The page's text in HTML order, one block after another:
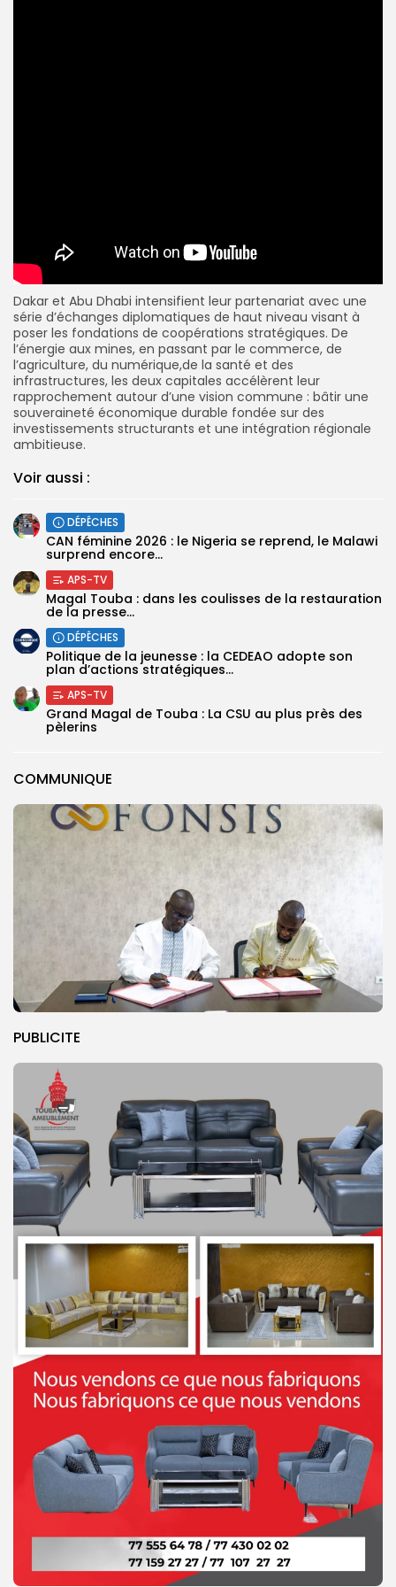
COMMUNIQUE
PUBLICITE
Dakar et Abu Dhabi intensifient leur partenariat avec une
série d’échanges diplomatiques de haut niveau visant à
poser les fondations de coopérations stratégiques. De
l’énergie aux mines, en passant par le commerce, de
l’agriculture, du numérique,de la santé et des
infrastructures, les deux capitales accélèrent leur
rapprochement autour d’une vision commune : bâtir une
souveraineté économique durable fondée sur des
investissements structurants et une intégration régionale
ambitieuse.
Voir aussi :
DÉPÊCHES
‎CAN féminine 2026 : le Nigeria se reprend, le Malawi
surprend encore...
APS-TV
Magal Touba : dans les coulisses de la restauration
de la presse...
DÉPÊCHES
Politique de la jeunesse : la CEDEAO adopte son
plan d’actions stratégiques...
APS-TV
Grand Magal de Touba : La CSU au plus près des
pèlerins